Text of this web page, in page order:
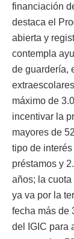
financiación
destaca el
abierta y
contempla
de guardería,
máximo de
incentivar la
mayores de
tipo de
préstamos y
años; la
ya va por la
fecha más de
del IGIC para